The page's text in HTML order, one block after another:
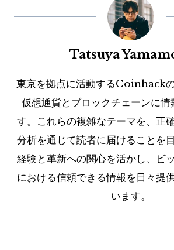
Tatsuya
東京を拠点に活動するCoinhackの
仮想通貨とブロックチェーンに情
す。これらの複雑なテーマを、正
分析を通じて読者に届けることを
経験と革新への関心を活かし、ビ
における信頼できる情報を日々提
います。